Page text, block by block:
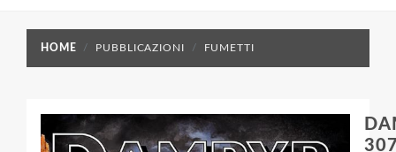
HOME PUBBLICAZIONI FUMETTI